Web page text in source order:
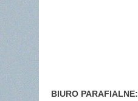
BIURO PARAFIALNE: